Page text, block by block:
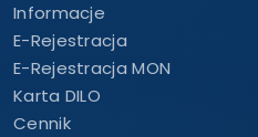
Informacje
E-Rejestracja
E-Rejestracja MON
Karta DILO
Cennik